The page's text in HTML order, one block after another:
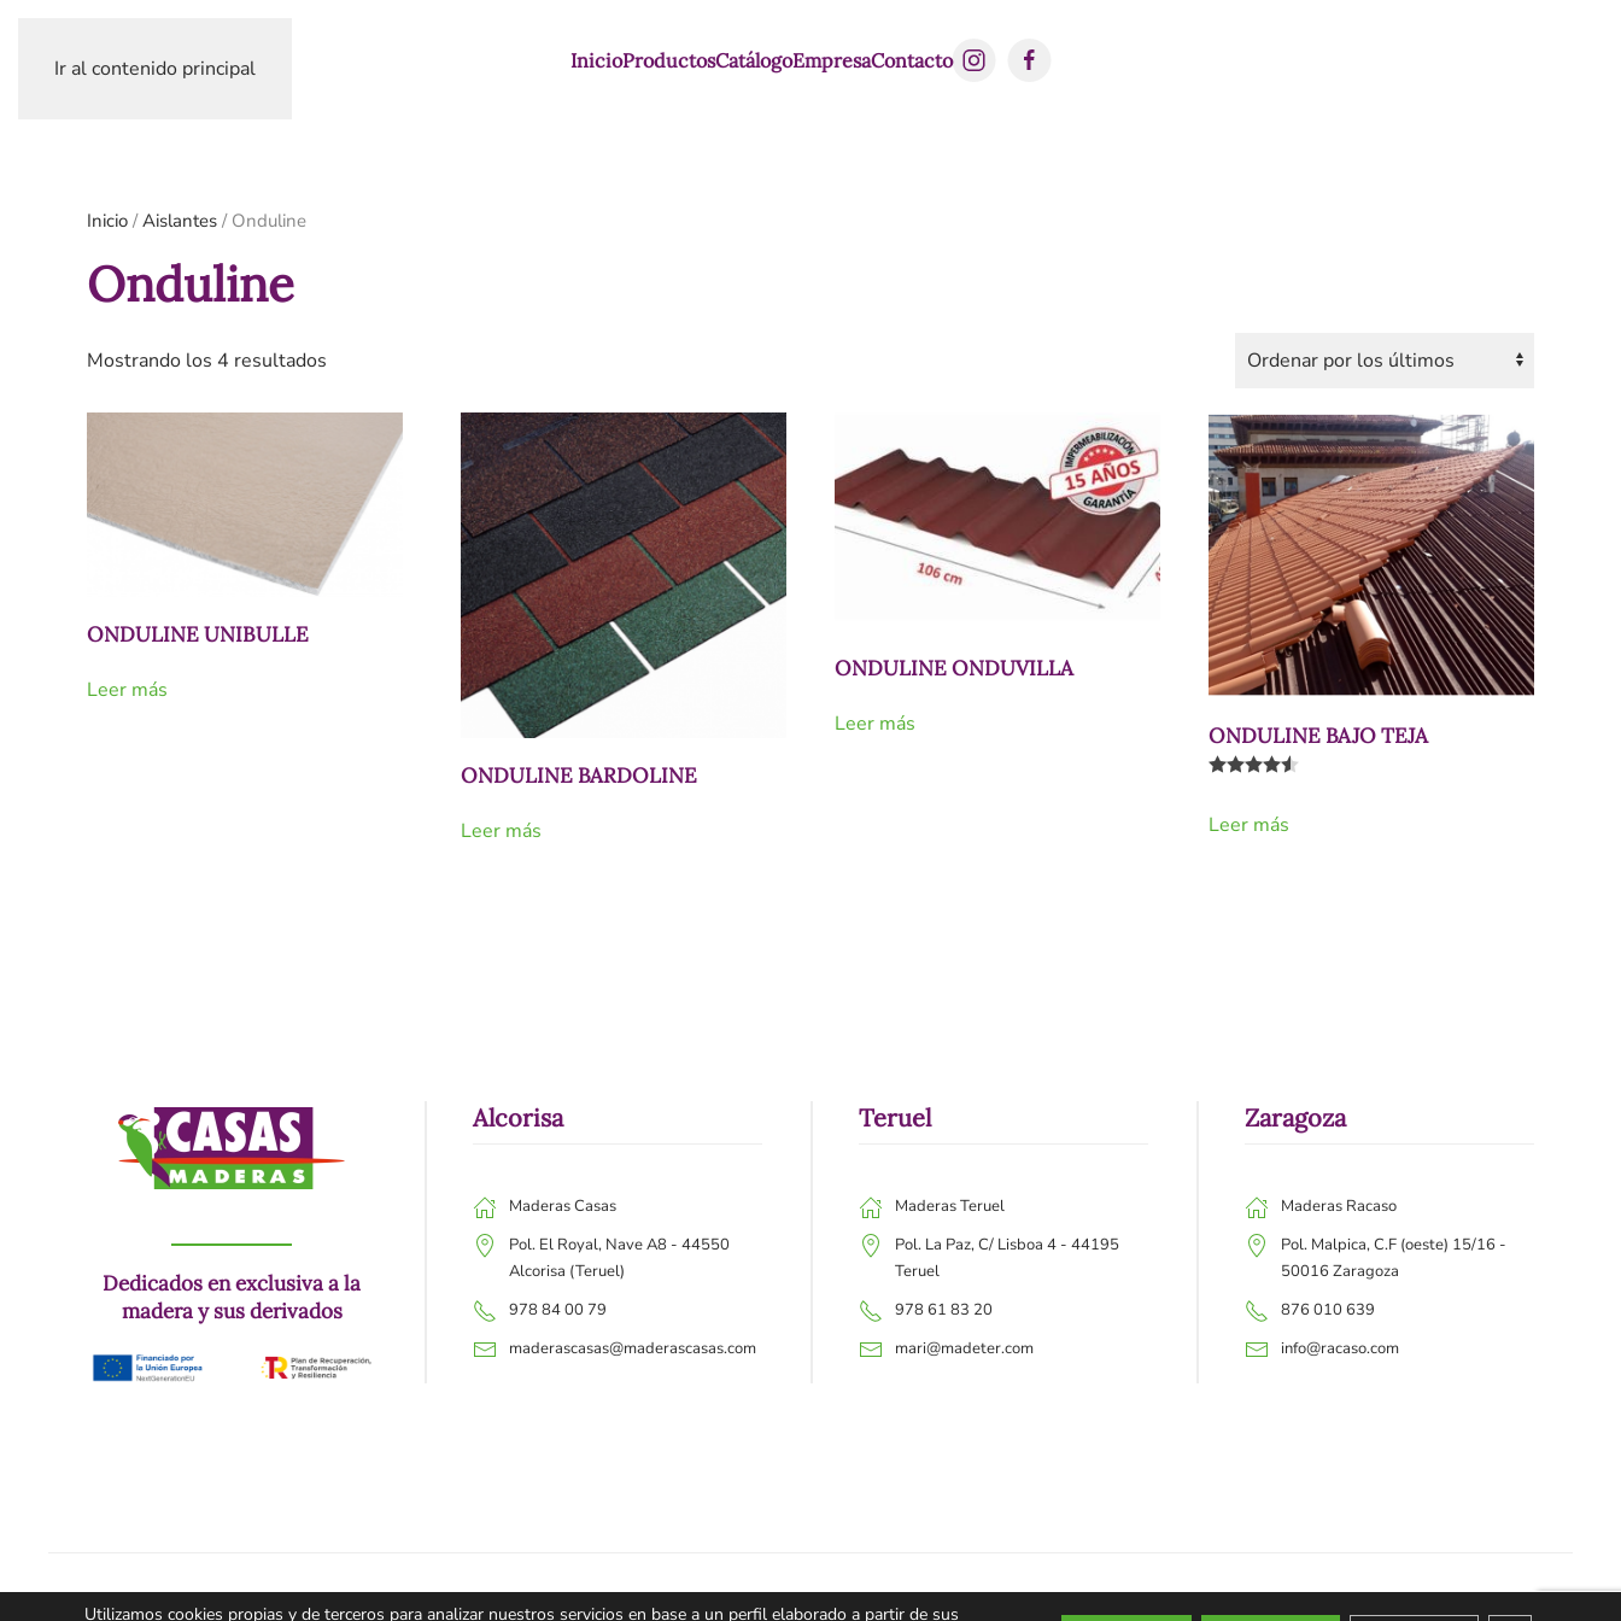
Ir al contenido principal InicioProductosCatálogoEmpresaContacto
Inicio /Aislantes / Onduline
Onduline
Mostrando los 4 resultados
últimos
ONDULINE UNIBULLE
Leer más
ONDULINE BARDOLINE
Leer más
ONDULINE ONDUVILLA
Leer más ONDULINE BAJO TEJA
Leer más
Dedicados en exclusiva a la
madera y sus derivados
Alcorisa
Maderas Casas
Pol. El Royal, Nave A8 - 44550
Alcorisa (Teruel)
978 84 00 79
maderascasas@maderascasas.com
Teruel
Maderas Teruel
Pol. La Paz, C/ Lisboa 4 - 44195
Teruel
978 61 83 20
mari@madeter.com
Zaragoza
Maderas Racaso
Pol. Malpica, C.F (oeste) 15/16 -
50016 Zaragoza
876 010 639
info@racaso.com
Utilizamos cookies propias y de terceros para analizar nuestros servicios en base a un perfil elaborado a partir de sus